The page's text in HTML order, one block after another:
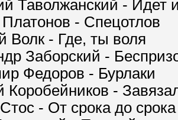
Таволжанский - Идет
- Спецотлов
Волк - Где, ты воля
Заборский -
Федоров - Бурлаки
Коробейников -
- От срока до срока